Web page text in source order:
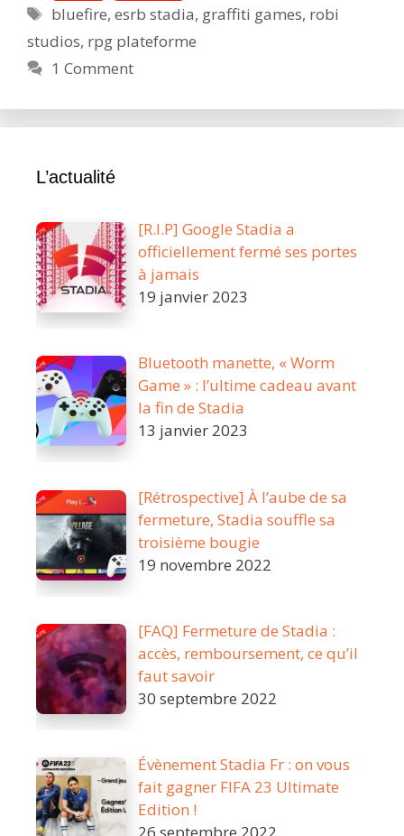
Stadia
Étiquettes
bluefire,esrb stadia, graffiti games, robi
studios, rpg plateforme
1 Comment
L’actualité
[R.I.P] Google Stadia a
officiellement fermé ses portes
à jamais
19 janvier 2023
Bluetooth manette, « Worm
Game » : l’ultime cadeau avant
la fin de Stadia
13 janvier 2023
[Rétrospective] À l’aube de sa
fermeture, Stadia souffle sa
troisième bougie
19 novembre 2022
[FAQ] Fermeture de Stadia :
accès, remboursement, ce qu’il
faut savoir
30 septembre 2022
Évènement Stadia Fr : on vous
fait gagner FIFA 23 Ultimate
Edition !